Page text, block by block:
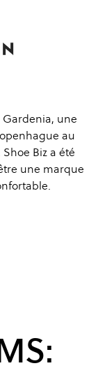
Gardenia, une
au
Biz a été
une marque